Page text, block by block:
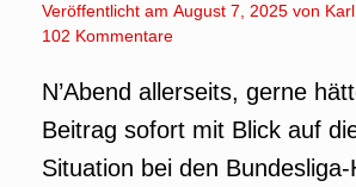
Veröffentlicht am August 7, 2025 von Karl
102 Kommentare
N’Abend allerseits, gerne
Beitrag sofort mit Blick auf
Situation bei den